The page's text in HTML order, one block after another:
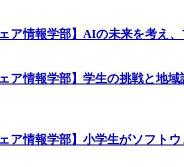
ェア情報学部】AIの未来を考え
ア情報学部】学生の挑戦と地
ア情報学部】小学生がソフト